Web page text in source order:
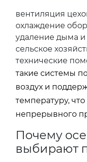
вентиляция
охлаждение
удаление дыма и
сельское
технические
такие системы
воздух и
температуру,
непрерывного
Почему
выбирают